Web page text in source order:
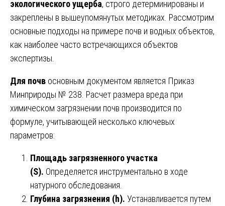
экологического ущерба, строго детерминированы и
закреплены в вышеупомянутых методиках. Рассмотрим
основные подходы на примере почв и водных объектов,
как наиболее часто встречающихся объектов
экспертизы.
Для почв основным документом является Приказ
Минприроды № 238. Расчет размера вреда при
химическом загрязнении почв производится по
формуле, учитывающей несколько ключевых
параметров:
Площадь загрязненного участка
(S). Определяется инструментально в ходе
натурного обследования.
Глубина загрязнения (h). Устанавливается путем